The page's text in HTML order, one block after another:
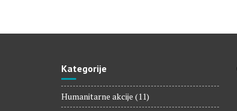
Kategorije
Humanitarne akcije (11)